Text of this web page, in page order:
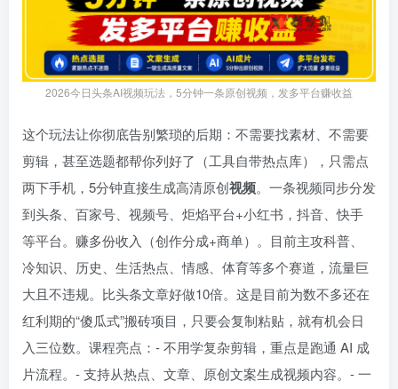
2026今日头条AI视频玩法，5分钟一条原创视频，发多平台赚收益
这个玩法让你彻底告别繁琐的后期：不需要找素材、不需要
剪辑，甚至选题都帮你列好了（工具自带热点库），只需点
两下手机，5分钟直接生成高清原创视频。一条视频同步分发
到头条、百家号、视频号、炬焰平台+小红书，抖音、快手
等平台。赚多份收入（创作分成+商单）。目前主攻科普、
冷知识、历史、生活热点、情感、体育等多个赛道，流量巨
大且不违规。比头条文章好做10倍。这是目前为数不多还在
红利期的“傻瓜式”搬砖项目，只要会复制粘贴，就有机会日
入三位数。课程亮点：- 不用学复杂剪辑，重点是跑通 AI 成
片流程。- 支持从热点、文章、原创文案生成视频内容。- 一